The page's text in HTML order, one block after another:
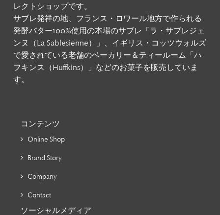
レクトショップです。
サブレ発祥の地、フランス・ロワール地方で作られる
発酵バター100%使用の本場のサブレ「ラ・サブレジェ
ンヌ（La Sablesienne）」、イギリス・コッツウォルズ
で愛されている老舗のベーカリー＆ティールーム「ハ
フキンス（Huffkins）」などのお菓子を販売していま
す。
コンテンツ
Online Shop
Brand Story
Company
Contact
ソーシャルメディア